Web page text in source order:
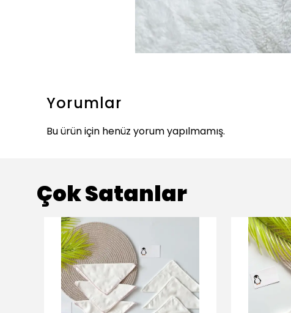
Yorumlar
Bu ürün için henüz yorum yapılmamış.
Çok Satanlar